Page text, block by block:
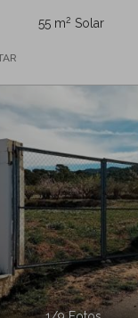
55 m2 Solar